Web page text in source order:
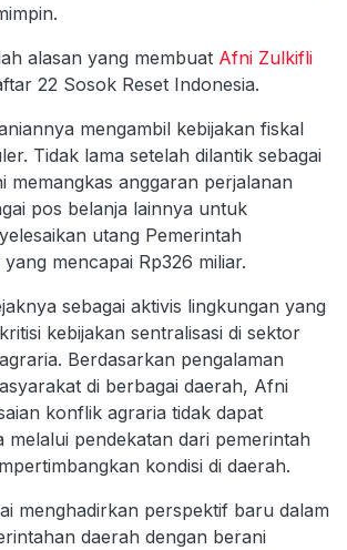
alasan yang membuat Afni Zulkifli
22 Sosok Reset Indonesia.
mengambil kebijakan fiskal
Tidak lama setelah dilantik sebagai
memangkas anggaran perjalanan
pos belanja lainnya untuk
utang Pemerintah
mencapai Rp326 miliar.
sebagai aktivis lingkungan yang
kebijakan sentralisasi di sektor
Berdasarkan pengalaman
di berbagai daerah, Afni
konflik agraria tidak dapat
melalui pendekatan dari pemerintah
kondisi di daerah.
menghadirkan perspektif baru dalam
daerah dengan berani